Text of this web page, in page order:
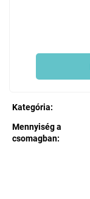
Kategória:
Mennyiség a
csomagban: